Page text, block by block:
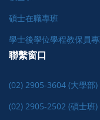
碩士在職專班
學士後學位學程教保員
聯繫窗口
(02) 2905-3604 (大學部)
(02) 2905-2502 (碩士班)